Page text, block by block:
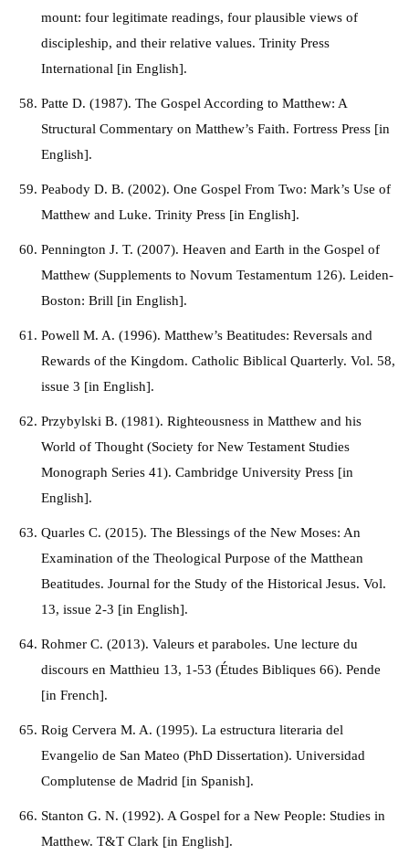
mount: four legitimate readings, four plausible views of
discipleship, and their relative values. Trinity Press
International [in English].
Patte D. (1987). The Gospel According to Matthew: A
Structural Commentary on Matthew’s Faith. Fortress Press [in
English].
Peabody D. B. (2002). One Gospel From Two: Mark’s Use of
Matthew and Luke. Trinity Press [in English].
Pennington J. T. (2007). Heaven and Earth in the Gospel of
Matthew (Supplements to Novum Testamentum 126). Leiden-
Boston: Brill [in English].
Powell M. A. (1996). Matthew’s Beatitudes: Reversals and
Rewards of the Kingdom. Catholic Biblical Quarterly. Vol. 58,
issue 3 [in English].
Przybylski B. (1981). Righteousness in Matthew and his
World of Thought (Society for New Testament Studies
Monograph Series 41). Cambridge University Press [in
English].
Quarles С. (2015). The Blessings of the New Moses: An
Examination of the Theological Purpose of the Matthean
Beatitudes. Journal for the Study of the Historical Jesus. Vol.
13, issue 2-3 [in English].
Rohmer C. (2013). Valeurs et paraboles. Une lecture du
discours en Matthieu 13, 1-53 (Études Bibliques 66). Pende
[in French].
Roig Cervera M. A. (1995). La estructura literaria del
Evangelio de San Mateo (PhD Dissertation). Universidad
Complutense de Madrid [in Spanish].
Stanton G. N. (1992). A Gospel for a New People: Studies in
Matthew. T&T Clark [in English].